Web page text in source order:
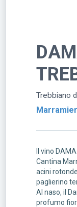
Trebbiano
Il vino
Cantina
acini
paglierino
Al naso, il
profumo